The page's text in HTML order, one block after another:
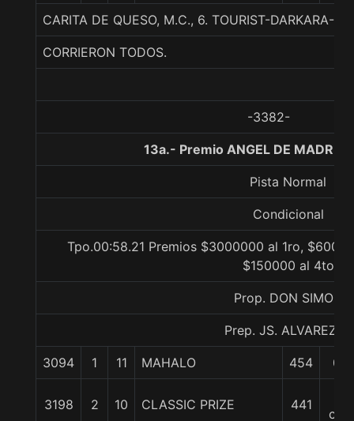
CARITA DE QUESO, M.C., 6. TOURIST-DARKARA-
CORRIERON TODOS.
-3382-
13a.- Premio ANGEL DE
Pista Normal
Condicional
Tpo.00:58.21 Premios $3000000 al 1ro,
$150000 al 4to
Prop. DON SIMON
Prep. JS. ALVAREZ D.
3094 1 11 MAHALO 454 0/0
3198 2 10 CLASSIC PRIZE 441